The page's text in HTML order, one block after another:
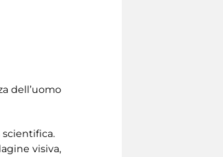
dell’uomo
visiva,